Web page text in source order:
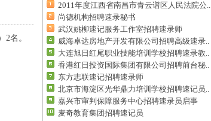
名。
2011年度江西省南昌市青云谱区人民法院公..
尚德机构招聘速录秘书
武汉姚柳速记服务工作室招聘速录师
威海卓达房地产开发有限公司招聘高级速录..
大连旭日红尾职业技能培训学校招聘速录教..
香港红日投资国际集团有限公司招聘前台秘..
东方志联速记招聘速录师
北京市海淀区光华鼎力培训学校招聘速记员..
嘉兴市审判保障服务中心招聘速录员启事
麦奇教育集团招聘速记员